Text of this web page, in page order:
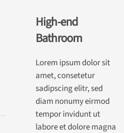
High-end
Bathroom
Lorem ipsum dolor sit
amet, consetetur
sadipscing elitr, sed
diam nonumy eirmod
tempor invidunt ut
labore et dolore magna